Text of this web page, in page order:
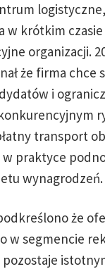
w krótkim
organizacji.
że firma chce
i
transport
praktyce
wynagrodzeń.
że
w segmencie
pozostaje